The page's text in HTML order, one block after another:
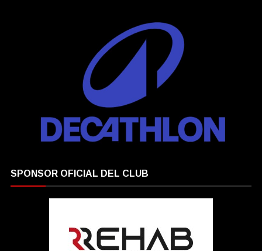
SPONSOR OFICIAL DEL CLUB